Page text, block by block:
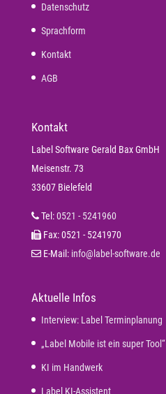
Datenschutz
Sprachform
Kontakt
AGB
Kontakt
Label Software Gerald Bax GmbH
Meisenstr. 73
33607 Bielefeld
Tel:0521 - 5241960
Fax: 0521 - 5241970
E-Mail: info@label-software.de
Aktuelle Infos
Interview: Label Terminplanung
„Label Mobile ist ein super Tool“
KI im Handwerk
Label KI-Assistent